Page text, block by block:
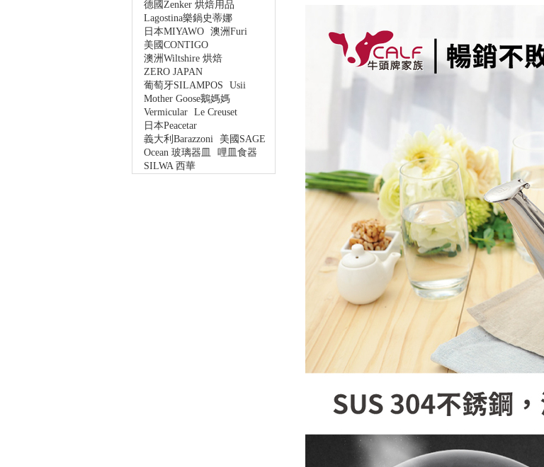
德國Zenker 烘焙用品
Lagostina樂鍋史蒂娜
日本MIYAWO 澳洲Furi
美國CONTIGO
澳洲Wiltshire 烘焙
ZERO JAPAN
葡萄牙SILAMPOS
Usii
Mother Goose鵝媽媽
Vermicular Le Creuset
日本Peacetar
義大利Barazzoni
美國SAGE
Ocean 玻璃器皿
哩皿食器
SILWA 西華